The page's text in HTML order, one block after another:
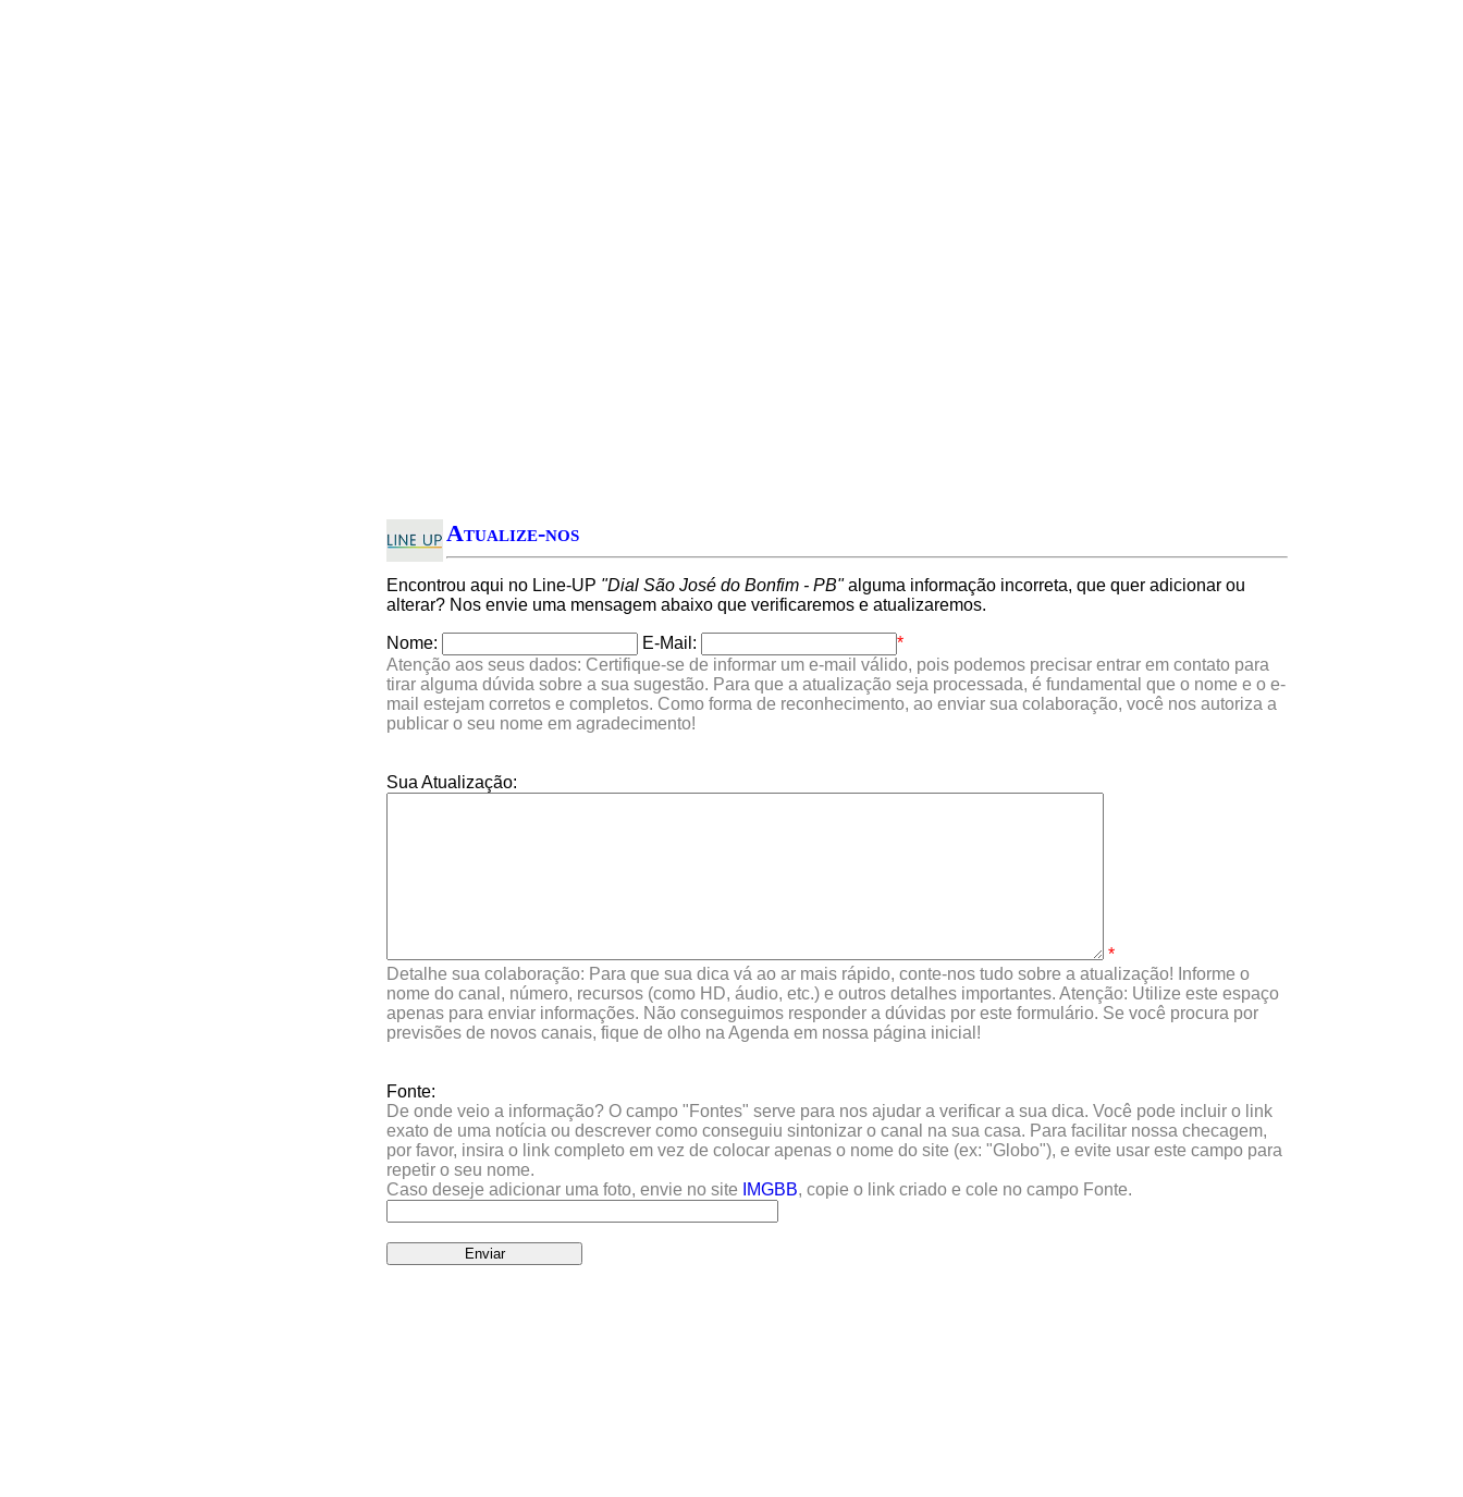
Atualize-nos
Encontrou aqui no Line-UP "Dial São José do Bonfim - PB"alguma informação incorreta, que quer adicionar ou
alterar? Nos envie uma mensagem abaixo que verificaremos e atualizaremos.
Nome: E-Mail:
*
Atenção aos seus dados: Certifique-se de informar um e-mail válido, pois podemos precisar entrar em contato para
tirar alguma dúvida sobre a sua sugestão. Para que a atualização seja processada, é fundamental que o nome e o e-
mail estejam corretos e completos. Como forma de reconhecimento, ao enviar sua colaboração, você nos autoriza a
publicar o seu nome em agradecimento!
Sua Atualização:
*
Detalhe sua colaboração: Para que sua dica vá ao ar mais rápido, conte-nos tudo sobre a atualização! Informe o
nome do canal, número, recursos (como HD, áudio, etc.) e outros detalhes importantes. Atenção: Utilize este espaço
apenas para enviar informações. Não conseguimos responder a dúvidas por este formulário. Se você procura por
previsões de novos canais, fique de olho na Agenda em nossa página inicial!
Fonte:
De onde veio a informação? O campo "Fontes" serve para nos ajudar a verificar a sua dica. Você pode incluir o link
exato de uma notícia ou descrever como conseguiu sintonizar o canal na sua casa. Para facilitar nossa checagem,
por favor, insira o link completo em vez de colocar apenas o nome do site (ex: "Globo"), e evite usar este campo para
repetir o seu nome.
Caso deseje adicionar uma foto, envie no site
IMGBB, copie o link criado e cole no campo Fonte.